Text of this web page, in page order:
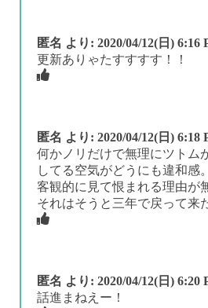
匿名 より: 2020/04/12(日) 6:16
更新ありゃたすすすす！！
匿名 より: 2020/04/12(日) 6:18
何かノリだけで無理にツトム
してる空気がどうにも違和感。
客観的に見て恨まれる理由が
それはそうと三年で戻って来
匿名 より: 2020/04/12(日) 6:20
話進まねえー！